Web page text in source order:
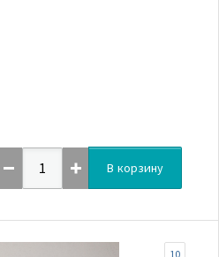
В корзину
10